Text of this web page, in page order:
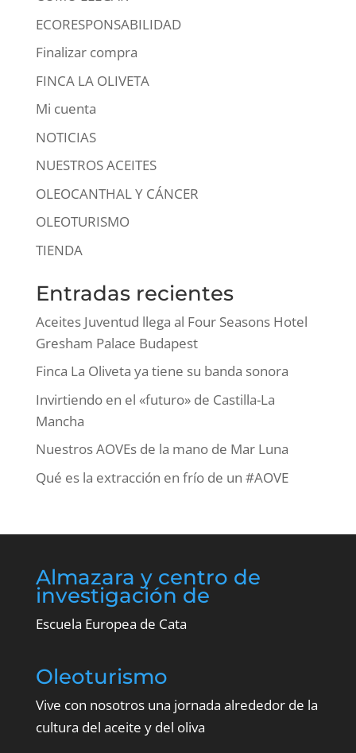
ECORESPONSABILIDAD
Finalizar compra
FINCA LA OLIVETA
Mi cuenta
NOTICIAS
NUESTROS ACEITES
OLEOCANTHAL Y CÁNCER
OLEOTURISMO
TIENDA
Entradas recientes
Aceites Juventud llega al Four Seasons Hotel
Gresham Palace Budapest
Finca La Oliveta ya tiene su banda sonora
Invirtiendo en el «futuro» de Castilla-La
Mancha
Nuestros AOVEs de la mano de Mar Luna
Qué es la extracción en frío de un #AOVE
Almazara y centro de
investigación de
Escuela Europea de Cata
Oleoturismo
Vive con nosotros una jornada alrededor de la
cultura del aceite y del oliva